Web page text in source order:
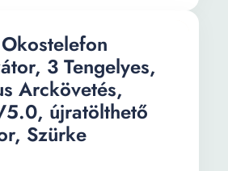
3 Tengelyes,
Arckövetés,
újratölthető
Szürke